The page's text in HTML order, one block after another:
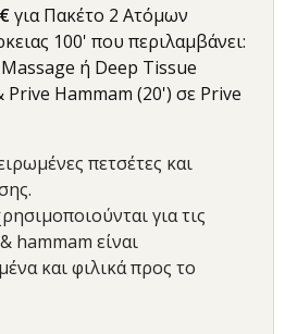
για Πακέτο 2 Ατόμων
100' που περιλαμβάνει:
ή Deep Tissue
Prive Hammam (20') σε Prive
πετσέτες και
για τις
hammam είναι
και φιλικά προς το